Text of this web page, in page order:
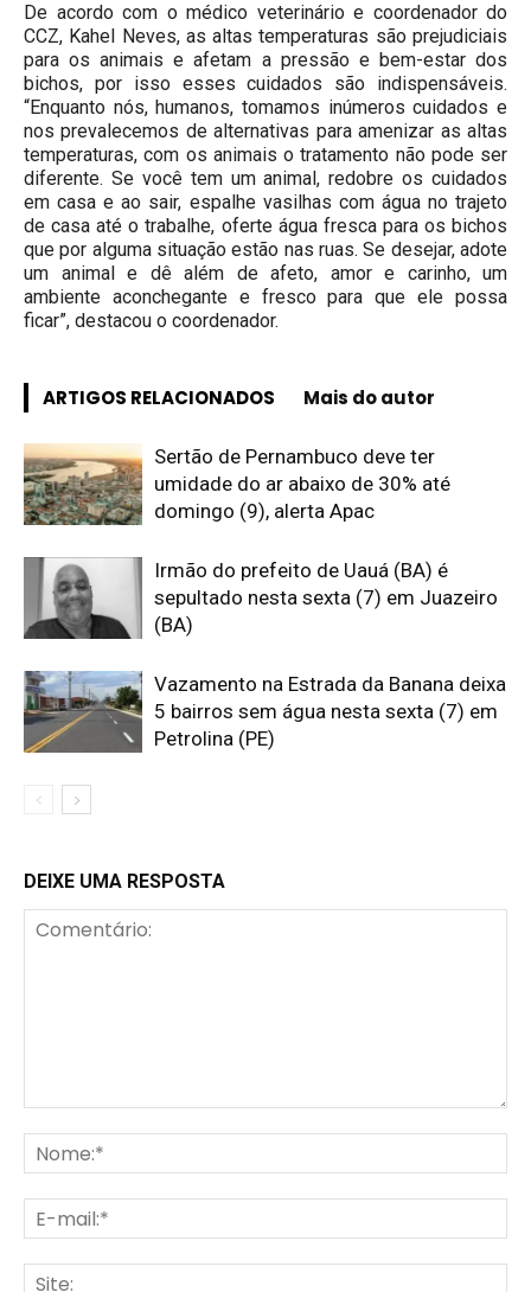
De acordo com o médico veterinário e coordenador do
CCZ, Kahel Neves, as altas temperaturas são prejudiciais
para os animais e afetam a pressão e bem-estar dos
bichos, por isso esses cuidados são indispensáveis.
“Enquanto nós, humanos, tomamos inúmeros cuidados e
nos prevalecemos de alternativas para amenizar as altas
temperaturas, com os animais o tratamento não pode ser
diferente. Se você tem um animal, redobre os cuidados
em casa e ao sair, espalhe vasilhas com água no trajeto
de casa até o trabalhe, oferte água fresca para os bichos
que por alguma situação estão nas ruas. Se desejar, adote
um animal e dê além de afeto, amor e carinho, um
ambiente aconchegante e fresco para que ele possa
ficar”, destacou o coordenador.
ARTIGOS RELACIONADOS Mais do autor
Sertão de Pernambuco deve ter
umidade do ar abaixo de 30% até
domingo (9), alerta Apac
Irmão do prefeito de Uauá (BA) é
sepultado nesta sexta (7) em Juazeiro
(BA)
Vazamento na Estrada da Banana deixa
5 bairros sem água nesta sexta (7) em
Petrolina (PE)
DEIXE UMA RESPOSTA